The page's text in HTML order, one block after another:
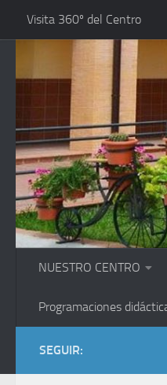
Saltar al contenido
Visita 360º del Centro
NUESTRO CENTRO
Programaciones
SEGUIR: